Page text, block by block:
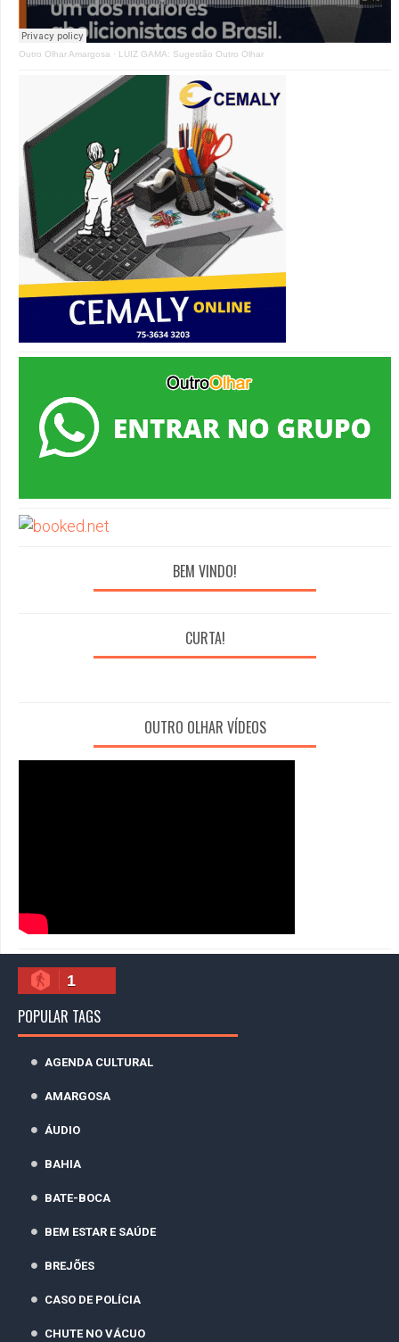
Outro Olhar Amargosa · LUIZ GAMA: Sugestão Outro Olhar
BEM VINDO!
CURTA!
OUTRO OLHAR VÍDEOS
1
POPULAR TAGS
AGENDA CULTURAL
AMARGOSA
ÁUDIO
BAHIA
BATE-BOCA
BEM ESTAR E SAÚDE
BREJÕES
CASO DE POLÍCIA
CHUTE NO VÁCUO